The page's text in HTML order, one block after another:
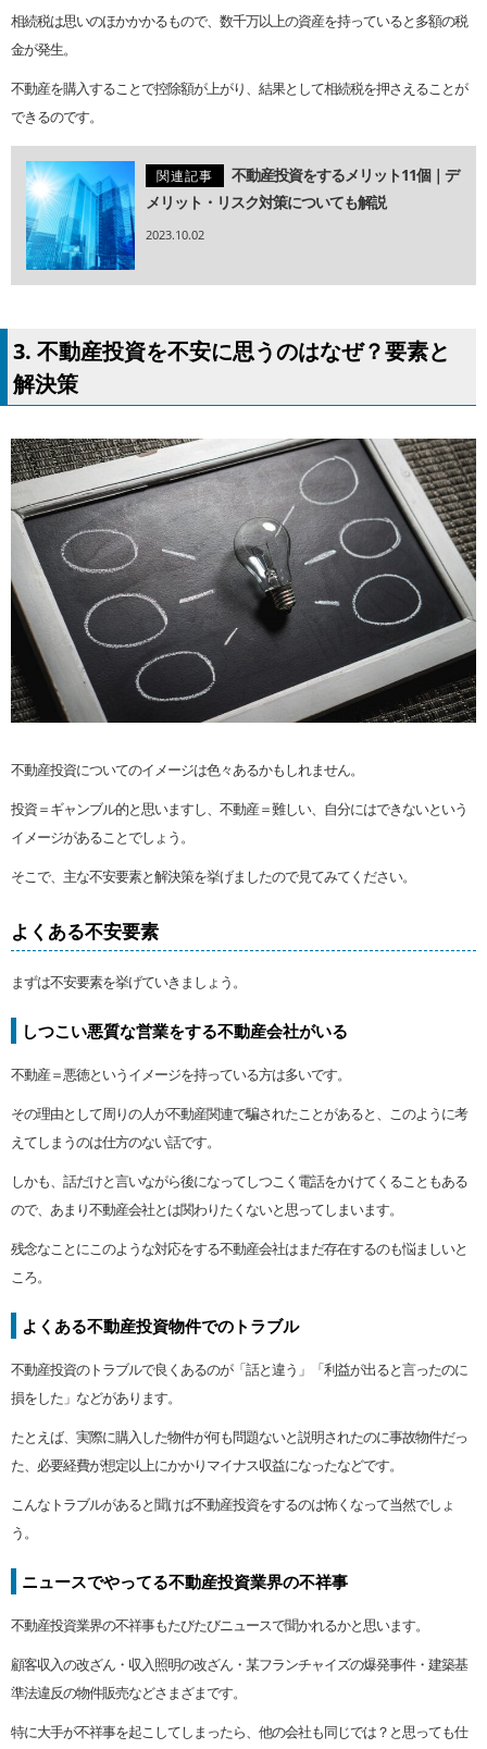
相続税は思いのほかかかるもので、数千万以上の資産を持っていると多額の税
金が発生。
不動産を購入することで控除額が上がり、結果として相続税を押さえることが
できるのです。
関連記事
不動産投資をするメリット11個｜デ
メリット・リスク対策についても解説
2023.10.02
3. 不動産投資を不安に思うのはなぜ？要素と
解決策
不動産投資についてのイメージは色々あるかもしれません。
投資＝ギャンブル的と思いますし、不動産＝難しい、自分にはできないという
イメージがあることでしょう。
そこで、主な不安要素と解決策を挙げましたので見てみてください。
よくある不安要素
まずは不安要素を挙げていきましょう。
しつこい悪質な営業をする不動産会社がいる
不動産＝悪徳というイメージを持っている方は多いです。
その理由として周りの人が不動産関連で騙されたことがあると、このように考
えてしまうのは仕方のない話です。
しかも、話だけと言いながら後になってしつこく電話をかけてくることもある
ので、あまり不動産会社とは関わりたくないと思ってしまいます。
残念なことにこのような対応をする不動産会社はまだ存在するのも悩ましいと
ころ。
よくある不動産投資物件でのトラブル
不動産投資のトラブルで良くあるのが「話と違う」「利益が出ると言ったのに
損をした」などがあります。
たとえば、実際に購入した物件が何も問題ないと説明されたのに事故物件だっ
た、必要経費が想定以上にかかりマイナス収益になったなどです。
こんなトラブルがあると聞けば不動産投資をするのは怖くなって当然でしょ
う。
ニュースでやってる不動産投資業界の不祥事
不動産投資業界の不祥事もたびたびニュースで聞かれるかと思います。
顧客収入の改ざん・収入照明の改ざん・某フランチャイズの爆発事件・建築基
準法違反の物件販売などさまざまです。
特に大手が不祥事を起こしてしまったら、他の会社も同じでは？と思っても仕